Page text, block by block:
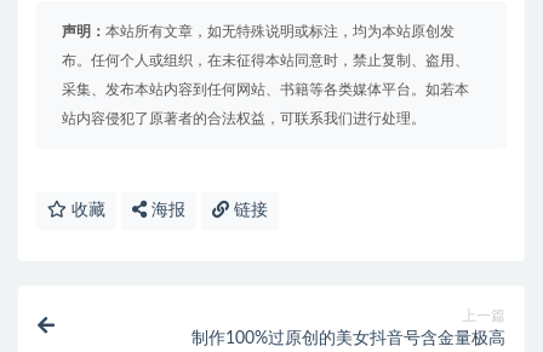
声明： 本站所有文章，如无特殊说明或标注，均为本站原创发
布。任何个人或组织，在未征得本站同意时，禁止复制、盗用、
采集、发布本站内容到任何网站、书籍等各类媒体平台。如若本
站内容侵犯了原著者的合法权益，可联系我们进行处理。
收藏 海报 链接
上一篇
制作100%过原创的美女抖音号含金量极高